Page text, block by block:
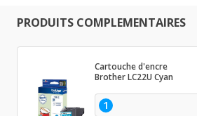
PRODUITS COMPLEMENTAIRES
Cartouche d'encre
Brother LC22U Cyan
1